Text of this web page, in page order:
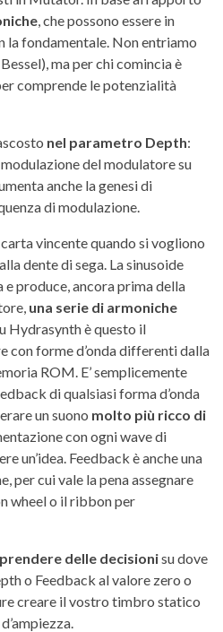
, che possono essere in
la fondamentale. Non entriamo
ma per chi comincia è
comprende le potenzialità
nel parametro Depth:
del modulatore su
anche la genesi di
di modulazione.
vincente quando si vogliono
dente di sega. La sinusoide
e produce, ancora prima della
una serie di armoniche
Hydrasynth è questo il
con forme d’onda differenti dalla
ROM. E’ semplicemente
di qualsiasi forma d’onda
un suono molto più ricco di
con ogni wave di
un’idea. Feedback è anche una
per cui vale la pena assegnare
wheel o il ribbon per
delle decisionisu dove
o Feedback al valore zero o
creare il vostro timbro statico